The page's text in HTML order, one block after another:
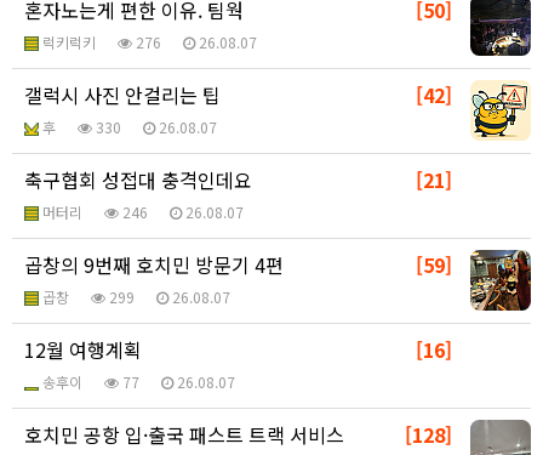
[50]
혼자노는게 편한 이유. 팀웍
럭키럭키 276 26.08.07
[42]
갤럭시 사진 안걸리는 팁
후 330 26.08.07
[21]
축구협회 성접대 충격인데요
머터리 246 26.08.07
[59]
곱창의 9번째 호치민 방문기 4편
곱창 299 26.08.07
[16]
12월 여행계획
송후이 77 26.08.07
[128]
호치민 공항 입·출국 패스트 트랙 서비스